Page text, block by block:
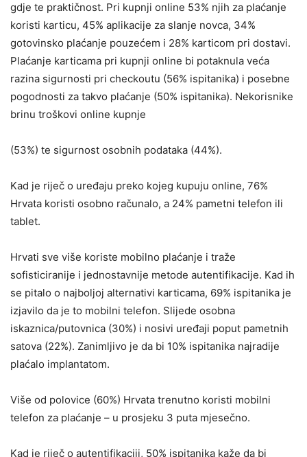
gdje te praktičnost. Pri kupnji online 53% njih za plaćanje
koristi karticu, 45% aplikacije za slanje novca, 34%
gotovinsko plaćanje pouzećem i 28% karticom pri dostavi.
Plaćanje karticama pri kupnji online bi potaknula veća
razina sigurnosti pri checkoutu (56% ispitanika) i posebne
pogodnosti za takvo plaćanje (50% ispitanika). Nekorisnike
brinu troškovi online kupnje
(53%) te sigurnost osobnih podataka (44%).
Kad je riječ o uređaju preko kojeg kupuju online, 76%
Hrvata koristi osobno računalo, a 24% pametni telefon ili
tablet.
Hrvati sve više koriste mobilno plaćanje i traže
sofisticiranije i jednostavnije metode autentifikacije. Kad ih
se pitalo o najboljoj alternativi karticama, 69% ispitanika je
izjavilo da je to mobilni telefon. Slijede osobna
iskaznica/putovnica (30%) i nosivi uređaji poput pametnih
satova (22%). Zanimljivo je da bi 10% ispitanika najradije
plaćalo implantatom.
Više od polovice (60%) Hrvata trenutno koristi mobilni
telefon za plaćanje – u prosjeku 3 puta mjesečno.
Kad je riječ o autentifikaciji, 50% ispitanika kaže da bi